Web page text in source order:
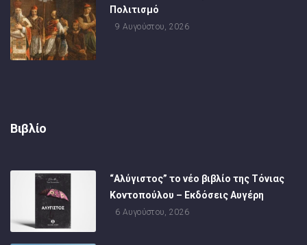
Πολιτισμό
9 Αυγούστου, 2026
Βιβλίο
“Αλύγιστος” το νέο βιβλίο της Τόνιας
Κοντοπούλου – Εκδόσεις Αυγέρη
6 Αυγούστου, 2026